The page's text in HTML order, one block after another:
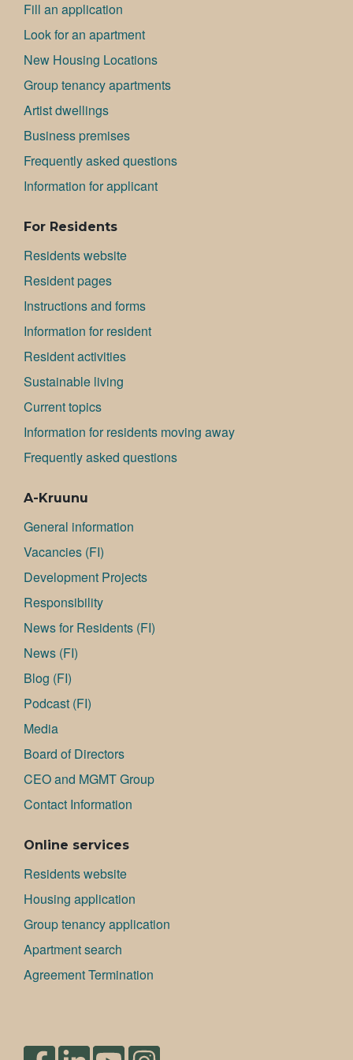
Fill an application
Look for an apartment
New Housing Locations
Group tenancy apartments
Artist dwellings
Bu­si­ness premises
Frequently asked questions
Information for applicant
For Residents
Residents website
Resident pages
Instructions and forms
Information for resident
Resident activities
Sustainable living
Current topics
Information for residents moving away
Frequently asked questions
A-Kruunu
General information
Va­can­cies (FI)
Development Projects
Responsibility
News for Residents (FI)
News (FI)
Blog (FI)
Podcast (FI)
Media
Board of Directors
CEO and MGMT Group
Contact Information
Online services
Residents website
Housing application
Group tenancy application
Apartment search
Agreement Termination